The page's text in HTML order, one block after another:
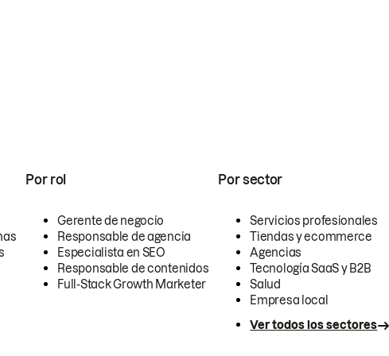
Por rol
Gerente de negocio
Responsable de agencia
Especialista en SEO
Responsable de contenidos
Full-Stack Growth Marketer
Por sector
Servicios profesionales
Tiendas y ecommerce
Agencias
Tecnología SaaS y B2B
Salud
Empresa local
Ver todos los sectores